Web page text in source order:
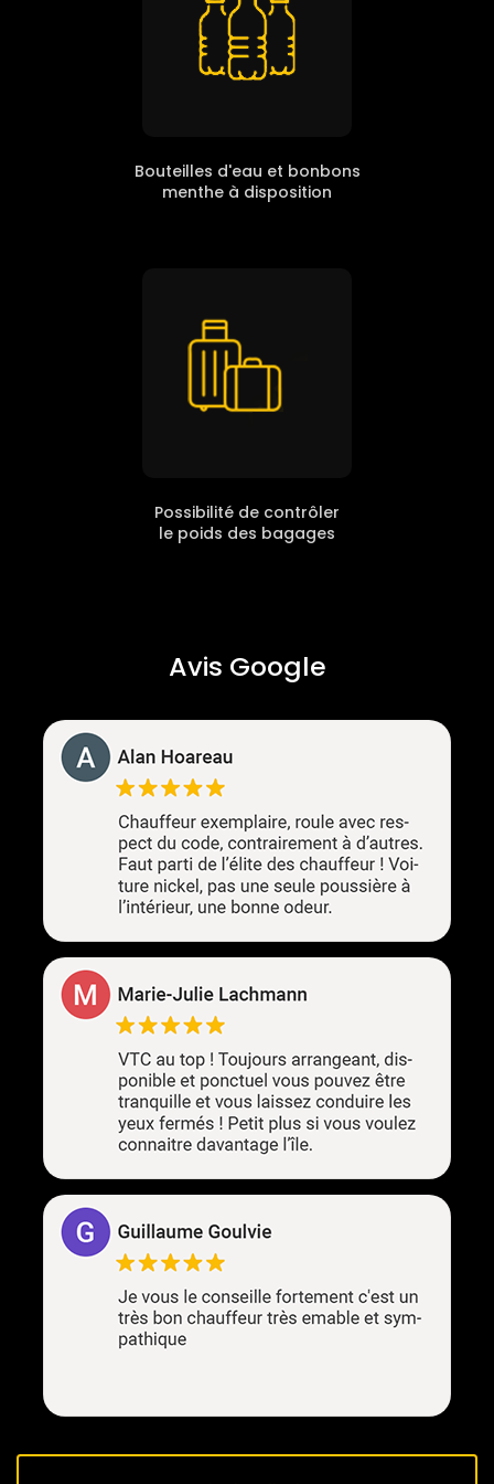
Bouteilles d'eau et bonbons
menthe à disposition
Possibilité de contrôler
le poids des bagages
Avis Google